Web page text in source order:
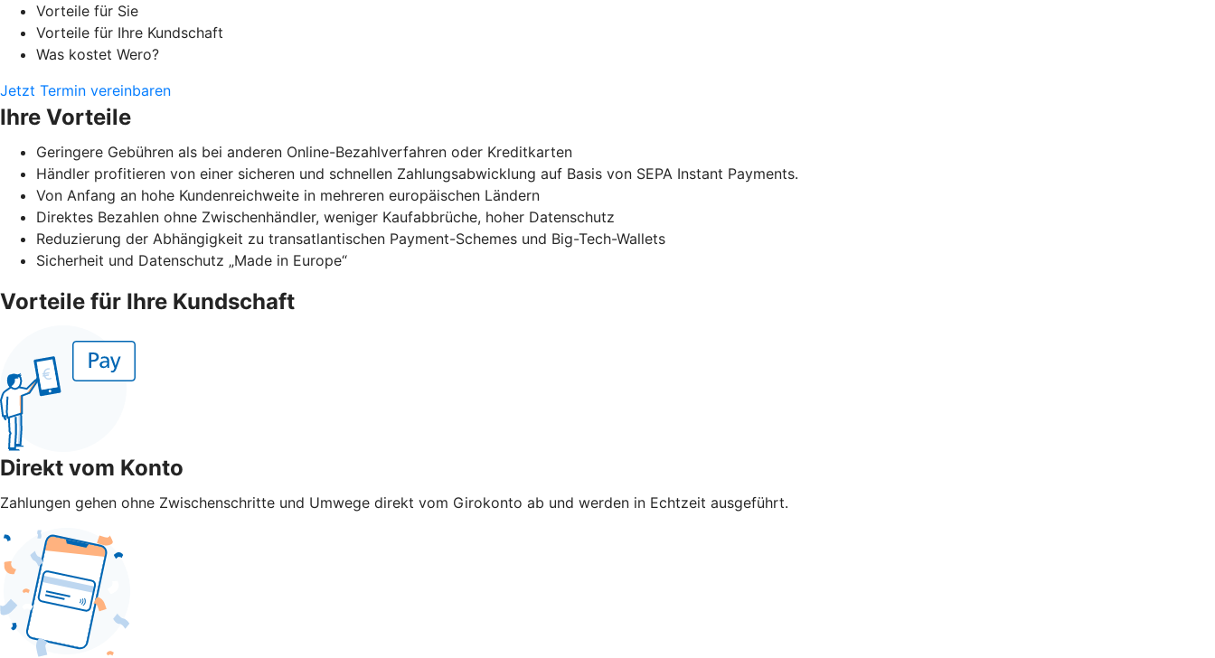
Vorteile für Sie
Vorteile für Ihre Kundschaft
Was kostet Wero?
Jetzt Termin vereinbaren
Ihre Vorteile
Geringere Gebühren als bei anderen Online-Bezahlverfahren oder Kreditkarten
Händler profitieren von einer sicheren und schnellen Zahlungsabwicklung auf Basis von SEPA Instant Payments.
Von Anfang an hohe Kundenreichweite in mehreren europäischen Ländern
Direktes Bezahlen ohne Zwischenhändler, weniger Kaufabbrüche, hoher Datenschutz
Reduzierung der Abhängigkeit zu transatlantischen Payment-Schemes und Big-Tech-Wallets
Sicherheit und Datenschutz „Made in Europe“
Vorteile für Ihre Kundschaft
Direkt vom Konto
Zahlungen gehen ohne Zwischenschritte und Umwege direkt vom Girokonto ab und werden in Echtzeit ausgeführt.